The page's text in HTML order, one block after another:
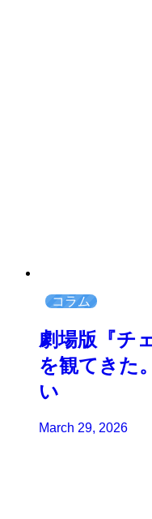
コラム
劇場版『チ
を観てきた
い
March 29, 2026